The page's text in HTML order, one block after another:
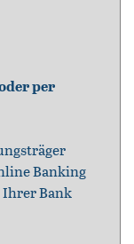
per
Banking
Ihrer Bank